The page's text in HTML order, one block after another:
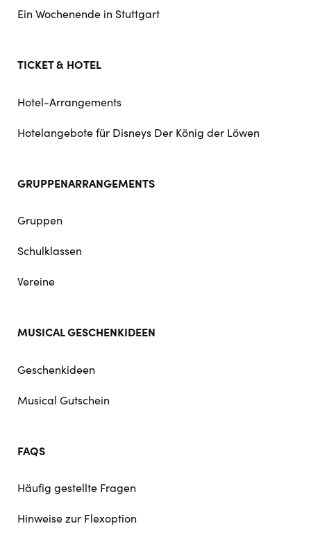
Ein Wochenende in Stuttgart
TICKET & HOTEL
Hotel-Arrangements
Hotelangebote für Disneys Der König der Löwen
GRUPPENARRANGEMENTS
Gruppen
Schulklassen
Vereine
MUSICAL GESCHENKIDEEN
Geschenkideen
Musical Gutschein
FAQS
Häufig gestellte Fragen
Hinweise zur Flexoption